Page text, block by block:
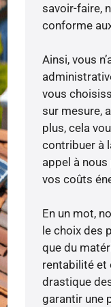
savoir-faire,
conforme
Ainsi, vous
vous
sur mesure,
plus, cela
contribuer à
appel à
vos coûts
En un mot,
le choix des
que du
rentabilité et
drastique
garantir une